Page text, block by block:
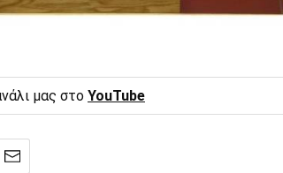
μας στο YouTube